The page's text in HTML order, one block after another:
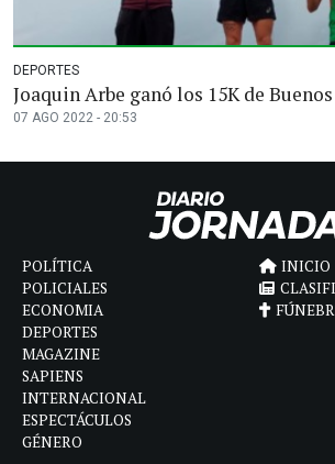
DEPORTES
Joaquin Arbe ganó los 15K de
07 AGO 2022 - 20:53
POLÍTICA
POLICIALES
ECONOMIA
DEPORTES
MAGAZINE
SAPIENS
INTERNACIONAL
ESPECTÁCULOS
GÉNERO
INICIO